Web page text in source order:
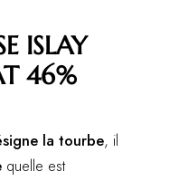
ISLAY
46%
la tourbe, il
quelle est